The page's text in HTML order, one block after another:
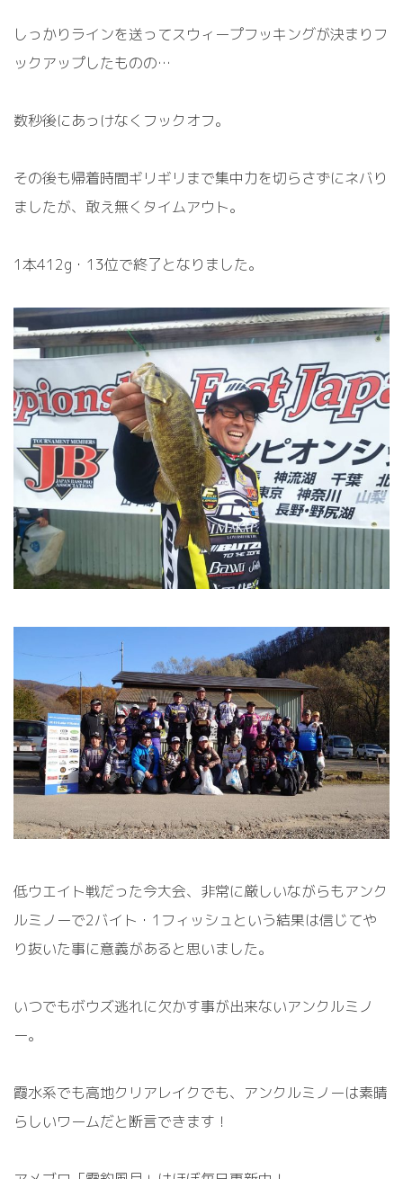
しっかりラインを送ってスウィープフッキングが決まりフ
ックアップしたものの…
数秒後にあっけなくフックオフ。
その後も帰着時間ギリギリ まで集中力を切らさずにネバり
ましたが、敢え無くタイムアウト。
1本412g ・ 1 3位で終了となりました。
低ウエイト戦だった今大会、非常に厳しいながらもアンク
ルミノーで2バイト・ 1 フィッシュという結果は信じてや
り抜いた事に意義があると思いました。
いつでもボウズ逃れに欠かす事が出来ないアンクルミノ
ー。
霞水系でも高地クリアレイクでも、アンクルミノーは素晴
らしいワームだと断言できます！